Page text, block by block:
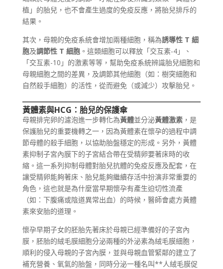
植」的胎兒，也不會產生過度的免疫反應，將胎兒排斥的
結果。
其次，母親的免疫系統會增加兩種細胞，稱為誘導性 T 細
胞及調節性 T 細胞。這類細胞可以釋放「交互素-4」、
「交互素-10」的激素等等，幫助免疫系統辨識胎兒細胞和
母親細胞之間的差異，及調節其他細胞（如：樹突細胞和
自然殺手細胞）的活性，從而避免（或減少）攻擊胎兒。
黃體素與HCG：胎兒的保護傘
母親排完卵的濾泡進一步轉化為黃體並分泌黃體激素，是
保護胎兒的重要機轉之一，因為黃體素在懷孕的過程中調
節母體的殺手細胞，以協助胎盤穩定的形成。另外，黃體
素抑制子宮內膜下的子宮結合帶在受精卵要著床時的收
縮。這一系列抑制母體對胎兒抗體的免疫反應及配套，在
讓受精卵能夠著床、胎兒能夠繼續存活中扮演非常重要的
角色，這也就是為什麼當早期懷孕有產生迫切性流產
（如：下腹痛或陰道異常出血）的時候，醫師會處方黃體
素來安胎的道理。
懷孕早期子女的胚胎先著床於母親已經準備好的子宮內
膜，胚胎的絨毛膜細胞分泌兩種的外泌素為絨毛膜細胞，
順利的侵入母親的子宮內膜，並與母親血管緊鄰的建立了
補充營養、氧氣的胎盤，同時分泌一種名叫**人絨毛膜促